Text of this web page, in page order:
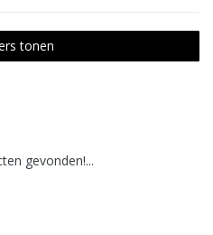
tonen
gevonden!...